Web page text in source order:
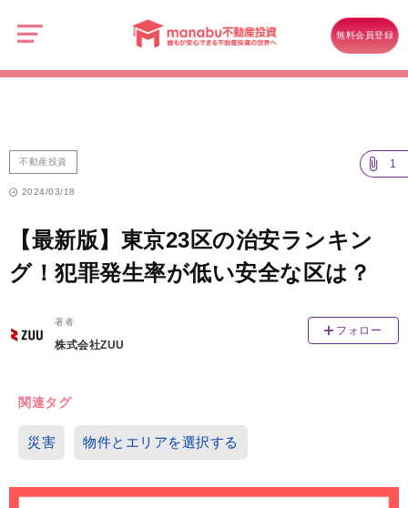
無料会員登録
【最新版】東京23区の治安ランキング！犯罪発生率が低い安全な区は？
不動産投資 1
2024/03/18
【最新版】東京23区の治安ランキン
グ！犯罪発生率が低い安全な区は？
著者
株式会社ZUU
フォロー
関連タグ
災害 物件とエリアを選択する